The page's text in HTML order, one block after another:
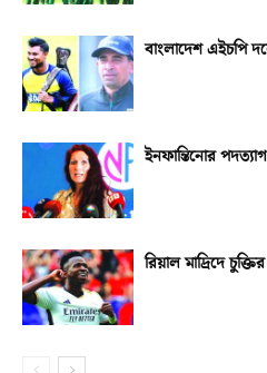
বাংলাদেশ এইচপি
ইনফান্তিনোর
রিয়াল মাদ্রিদে